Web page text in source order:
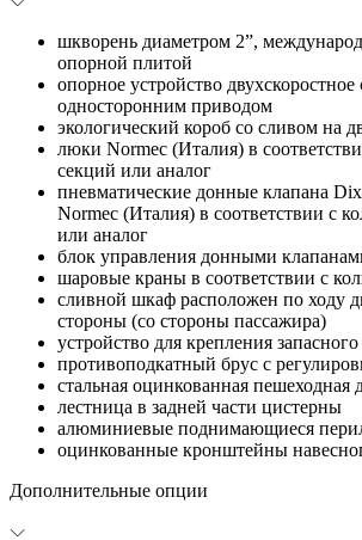
шкворень диаметром 2”,
опорной плитой
опорное устройство
односторонним приводом
экологический короб со сливом на
люки Normec (Италия) в
секций или аналог
пневматические донные клапана
Normec (Италия) в соответствии с
или аналог
блок управления донными
шаровые краны в соответствии с
сливной шкаф расположен по ходу
стороны (со стороны пассажира)
устройство для крепления запасного
противоподкатный брус с
стальная оцинкованная пешеходная
лестница в задней части цистерны
алюминиевые поднимающиеся
оцинкованные кронштейны
Дополнительные опции